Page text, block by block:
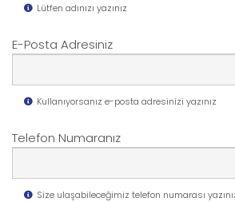
Lütfen adınızı yazınız
E-Posta Adresiniz
Kullanıyorsanız e-posta adresinizi yazınız
Telefon Numaranız
Size ulaşabileceğimiz telefon numarası